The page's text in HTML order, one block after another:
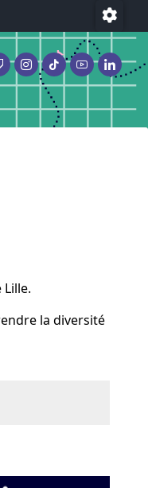
( nouvelle fenêtre)
( nouvelle
Instagram (
Tiktok (Youtube (
la diversité